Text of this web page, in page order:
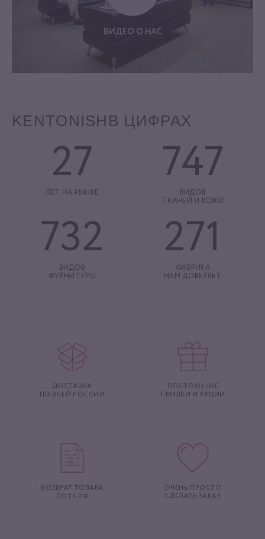
ВИДЕО О НАС
KENTONISH В ЦИФРАХ
27
ЛЕТ НА РЫНКЕ
747
ВИДОВ
ТКАНЕЙ И КОЖИ
732
ВИДОВ
ФУРНИТУРЫ
271
ФАБРИКА
НАМ ДОВЕРЯЕТ
ДОСТАВКА
ПО ВСЕЙ РОССИИ
ПОСТОЯННЫЕ
СКИДКИ И АКЦИИ
ВОЗВРАТ ТОВАРА
ПО ГК РФ
ОЧЕНЬ ПРОСТО
СДЕЛАТЬ ЗАКАЗ